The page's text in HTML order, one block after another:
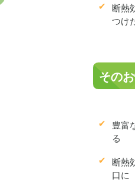
断熱
つけ
その
豊富
る
断熱
口に